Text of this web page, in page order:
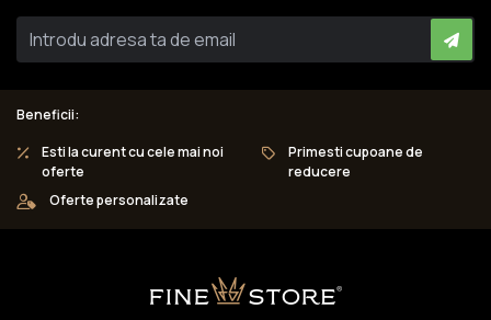
Beneficii:
Esti la curent cu cele mai noi
oferte
Primesti cupoane de
reducere
Oferte personalizate